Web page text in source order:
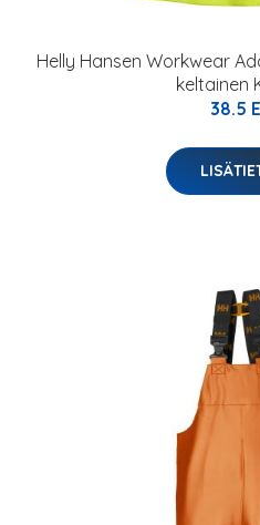
Helly Hansen Workwear
keltainen
38.5